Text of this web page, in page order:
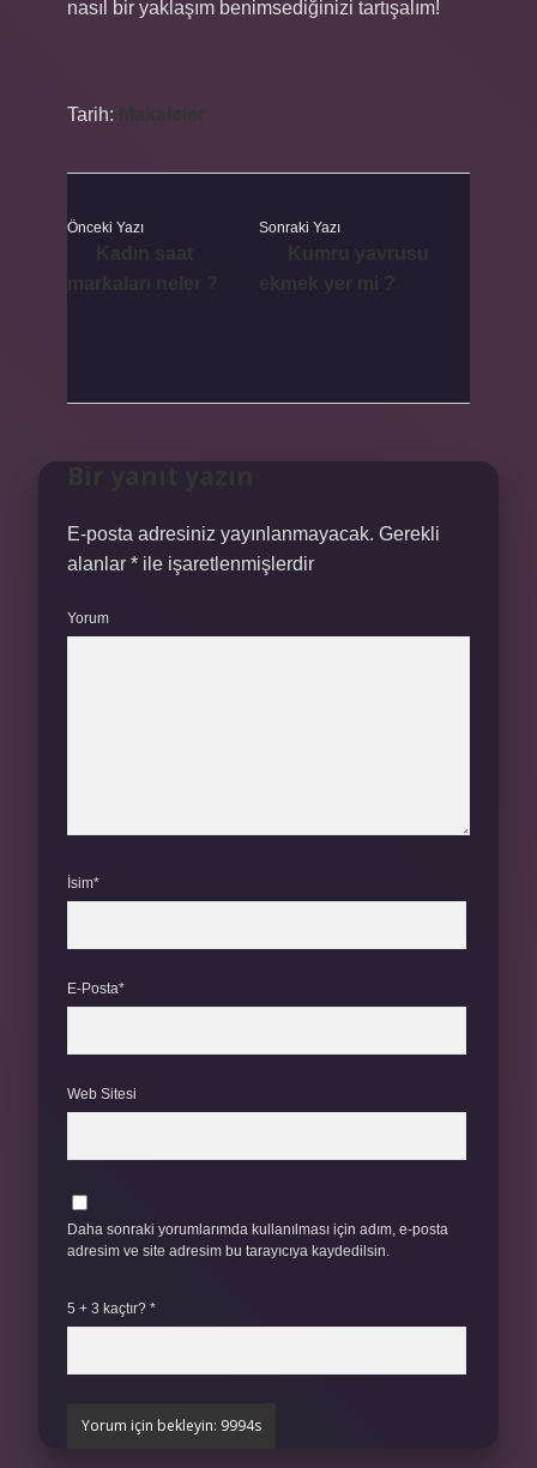
nasıl bir yaklaşım benimsediğinizi tartışalım!
Tarih:
Önceki Yazı Sonraki Yazı
E-posta adresiniz yayınlanmayacak. Gerekli
alanlar * ile işaretlenmişlerdir
Yorum
İsim*
E-Posta*
Web Sitesi
Daha sonraki yorumlarımda kullanılması için adım, e-posta
adresim ve site adresim bu tarayıcıya kaydedilsin.
5 + 3 kaçtır? *